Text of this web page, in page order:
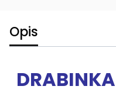
Opis